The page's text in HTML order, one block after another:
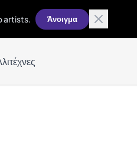
artists. Άνοιγμα